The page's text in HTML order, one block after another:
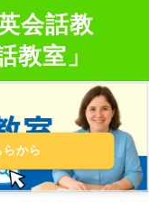
会話教
教室」
から